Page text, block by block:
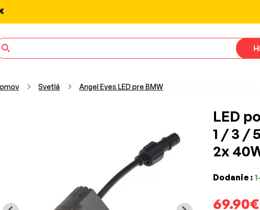
Svetlá Angel Eyes LED pre BMW
LED
1 / 3 /
2x
Dodanie :
69.90€